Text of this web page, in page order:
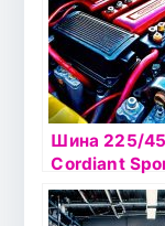
Шина 225/
Cordiant
94V б/к